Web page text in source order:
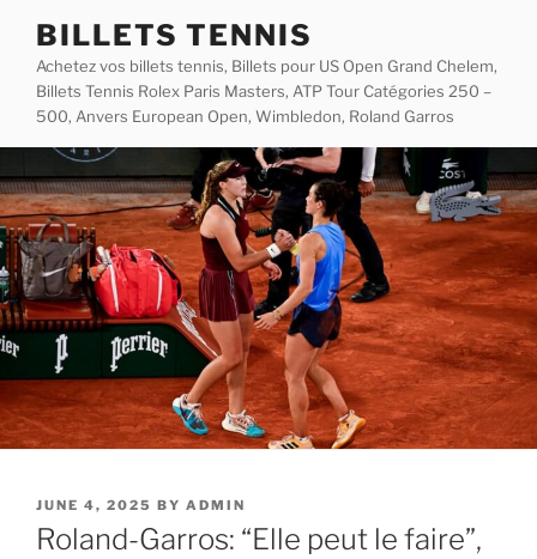
content
BILLETS TENNIS
Achetez vos billets tennis, Billets pour US Open Grand Chelem,
Billets Tennis Rolex Paris Masters, ATP Tour Catégories 250 –
500, Anvers European Open, Wimbledon, Roland Garros
POSTED
ON
JUNE 4, 2025 BY ADMIN
Roland-Garros: “Elle peut le faire”,